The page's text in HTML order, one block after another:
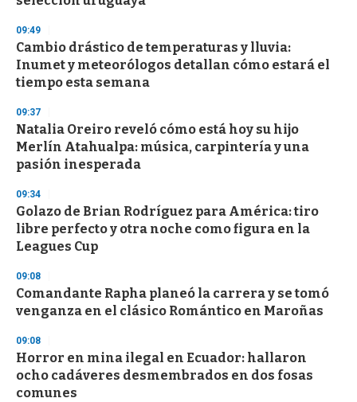
09:49
Cambio drástico de temperaturas y lluvia:
Inumet y meteorólogos detallan cómo estará el
tiempo esta semana
09:37
Natalia Oreiro reveló cómo está hoy su hijo
Merlín Atahualpa: música, carpintería y una
pasión inesperada
09:34
Golazo de Brian Rodríguez para América: tiro
libre perfecto y otra noche como figura en la
Leagues Cup
09:08
Comandante Rapha planeó la carrera y se tomó
venganza en el clásico Romántico en Maroñas
09:08
Horror en mina ilegal en Ecuador: hallaron
ocho cadáveres desmembrados en dos fosas
comunes